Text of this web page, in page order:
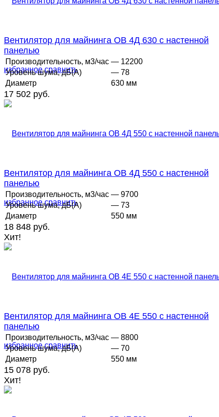
избранное сравнить
Вентилятор для майнинга ОВ 4Д 630 с настенной
панелью
Производительность, м3/час — 12200
Уровень шума, дБ(А)
— 78
Диаметр
630 мм
17 502 руб.
избранное сравнить
Вентилятор для майнинга ОВ 4Д 550 с настенной
панелью
Производительность, м3/час — 9700
Уровень шума, дБ(А)
— 73
Диаметр
550 мм
18 848 руб.
Хит!
избранное сравнить
Вентилятор для майнинга ОВ 4Е 550 с настенной
панелью
Производительность, м3/час — 8800
Уровень шума, дБ(А)
— 70
Диаметр
550 мм
15 078 руб.
Хит!